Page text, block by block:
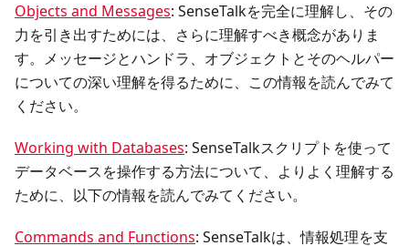
Objects and Messages: SenseTalkを完全に理解し、その
力を引き出すためには、さらに理解すべき概念がありま
す。メッセージとハンドラ、オブジェクトとそのヘルパー
についての深い理解を得るために、この情報を読んでみて
ください。
Working with Databases: SenseTalkスクリプトを使って
データベースを操作する方法について、よりよく理解する
ために、以下の情報を読んでみてください。
Commands and Functions: SenseTalkは、情報処理を支